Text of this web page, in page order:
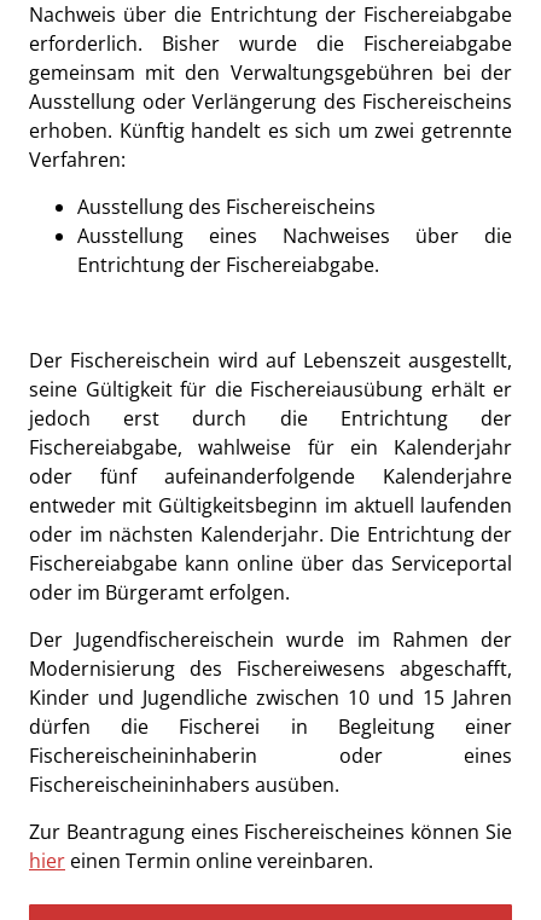
Nachweis über die Entrichtung der Fischereiabgabe
erforderlich. Bisher wurde die Fischereiabgabe
gemeinsam mit den Verwaltungsgebühren bei der
Ausstellung oder Verlängerung des Fischereischeins
erhoben. Künftig handelt es sich um zwei getrennte
Verfahren:
Ausstellung des Fischereischeins
Ausstellung eines Nachweises über die
Entrichtung der Fischereiabgabe.
Der Fischereischein wird auf Lebenszeit ausgestellt,
seine Gültigkeit für die Fischereiausübung erhält er
jedoch erst durch die Entrichtung der
Fischereiabgabe, wahlweise für ein Kalenderjahr
oder fünf aufeinanderfolgende Kalenderjahre
entweder mit Gültigkeitsbeginn im aktuell laufenden
oder im nächsten Kalenderjahr. Die Entrichtung der
Fischereiabgabe kann online über das Serviceportal
oder im Bürgeramt erfolgen.
Der Jugendfischereischein wurde im Rahmen der
Modernisierung des Fischereiwesens abgeschafft,
Kinder und Jugendliche zwischen 10 und 15 Jahren
dürfen die Fischerei in Begleitung einer
Fischereischeininhaberin oder eines
Fischereischeininhabers ausüben.
Zur Beantragung eines Fischereischeines können Sie
hier einen Termin online vereinbaren.